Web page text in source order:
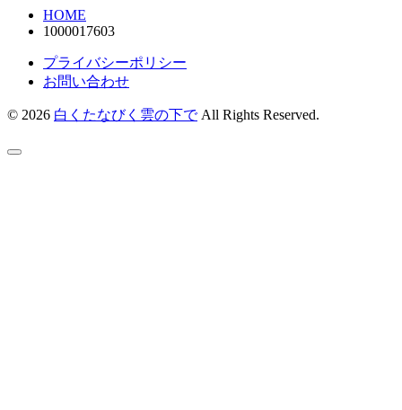
HOME
1000017603
プライバシーポリシー
お問い合わせ
© 2026 白くたなびく雲の下でAll Rights Reserved.